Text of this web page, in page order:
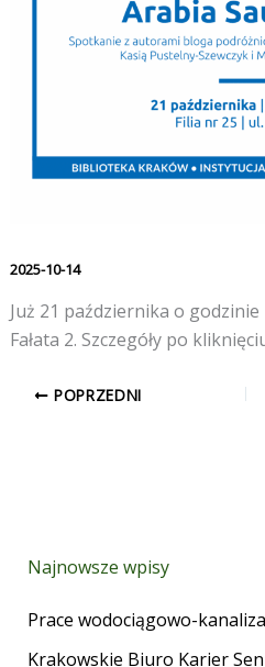
2025-10-14
Już 21 października o godzinie
Fałata 2. Szczegóły po
POPRZEDNI
Najnowsze wpisy
Prace wodociągowo-
Krakowskie Biuro Karier